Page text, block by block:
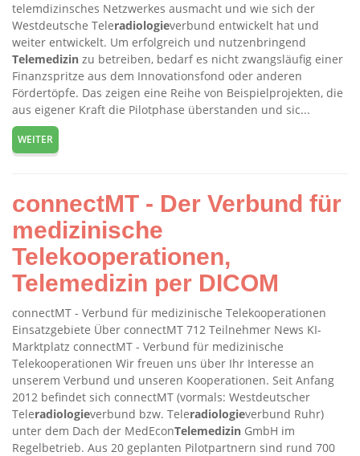
telemdizinsches Netzwerkes ausmacht und wie sich der
Westdeutsche Teleradiologieverbund entwickelt hat und
weiter entwickelt. Um erfolgreich und nutzenbringend
Telemedizin zu betreiben, bedarf es nicht zwangsläufig einer
Finanzspritze aus dem Innovationsfond oder anderen
Fördertöpfe. Das zeigen eine Reihe von Beispielprojekten, die
aus eigener Kraft die Pilotphase überstanden und sic...
WEITER
connectMT - Der Verbund für
medizinische
Telekooperationen,
Telemedizin per DICOM
connectMT - Verbund für medizinische Telekooperationen
Einsatzgebiete Über connectMT 712 Teilnehmer News KI-
Marktplatz connectMT - Verbund für medizinische
Telekooperationen Wir freuen uns über Ihr Interesse an
unserem Verbund und unseren Kooperationen. Seit Anfang
2012 befindet sich connectMT (vormals: Westdeutscher
Teleradiologieverbund bzw. Teleradiologieverbund Ruhr)
unter dem Dach der MedEconTelemedizin GmbH im
Regelbetrieb. Aus 20 geplanten Pilotpartnern sind rund 700